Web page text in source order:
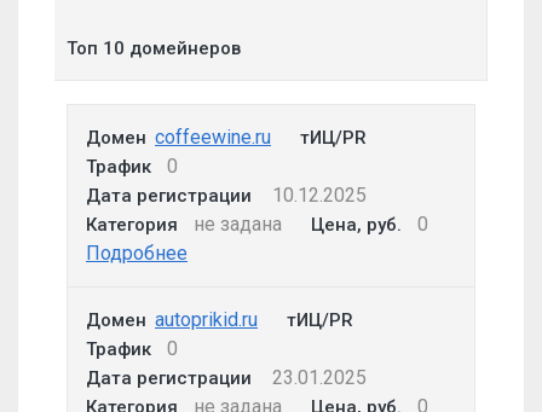
Топ 10 домейнеров
Домен coffeewine.ru
тИЦ/PR
Трафик
0
Дата регистрации 10.12.2025
Категория не задана Цена, руб.
0
Подробнее
Домен autoprikid.ru
тИЦ/PR
Трафик
0
Дата регистрации 23.01.2025
Категория не задана Цена, руб.
0